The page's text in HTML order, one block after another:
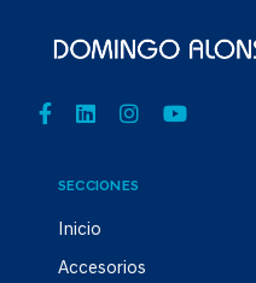
SECCIONES
Inicio
Accesorios